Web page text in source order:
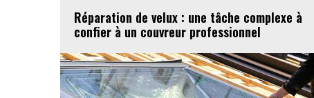
Réparation de velux : une tâche complexe à
confier à un couvreur professionnel